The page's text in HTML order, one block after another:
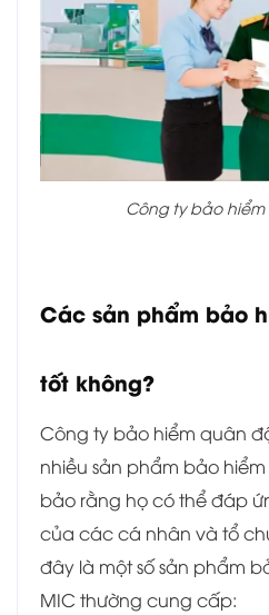
Công ty bảo hiểm
Các sản phẩm bảo
tốt không?
Công ty bảo hiểm quân
nhiều sản phẩm bảo
bảo rằng họ có thể đáp
của các cá nhân và tổ
đây là một số sản phẩm
MIC thường cung cấp: